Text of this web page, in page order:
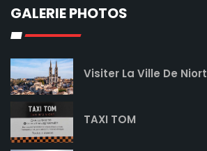
GALERIE PHOTOS
Visiter La Ville De Niort
TAXI TOM